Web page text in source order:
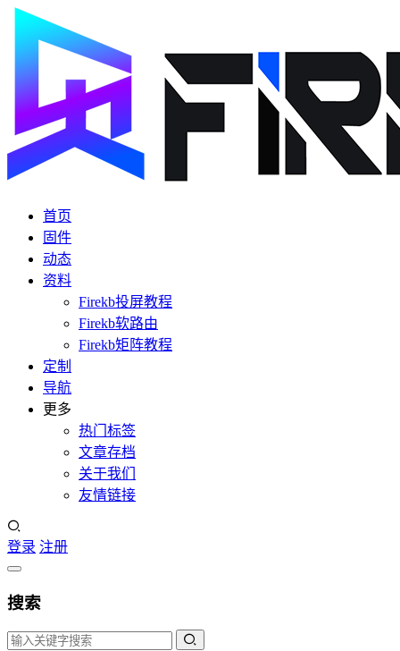
首页
固件
动态
资料
Firekb投屏教程
Firekb软路由
Firekb矩阵教程
定制
导航
更多
热门标签
文章存档
关于我们
友情链接
登录 注册
搜索